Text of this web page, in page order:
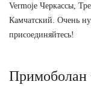
Vermoje Черкассы,
Камчатский. Очень
присоединяйтесь!
Примоболан